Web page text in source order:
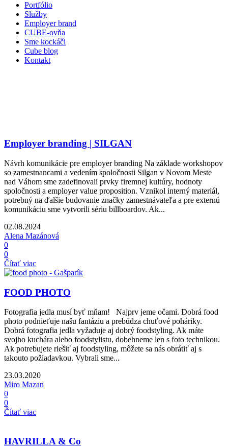
Portfólio
Služby
Employer brand
CUBE-ovňa
Sme kockáči
Cube blog
Kontakt
Employer branding | SILGAN
Návrh komunikácie pre employer branding Na základe workshopov
so zamestnancami a vedením spoločnosti Silgan v Novom Meste
nad Váhom sme zadefinovali prvky firemnej kultúry, hodnoty
spoločnosti a employer value proposition. Vznikol interný materiál,
potrebný na ďalšie budovanie značky zamestnávateľa a pre externú
komunikáciu sme vytvorili sériu billboardov. Ak...
02.08.2024
Alena Mazánová
0
0
Čítať viac
FOOD PHOTO
Fotografia jedla musí byť mňam! Najprv jeme očami. Dobrá food
photo podnieťuje našu fantáziu a prebúdza chuťové poháriky.
Dobrá fotografia jedla vyžaduje aj dobrý foodstyling. Ak máte
svojho kuchára alebo foodstylistu, dobehneme len s foto technikou.
Ak potrebujete riešiť aj foodstyling, môžete sa nás obrátiť aj s
takouto požiadavkou. Vybrali sme...
23.03.2020
Miro Mazan
0
0
Čítať viac
HAVRILLA & Co